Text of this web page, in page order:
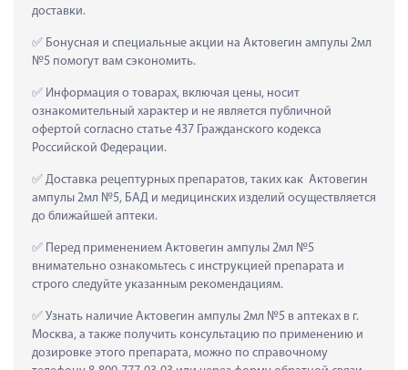
доставки.
Бонусная и специальные акции на Актовегин ампулы 2мл
№5 помогут вам сэкономить.
Информация о товарах, включая цены, носит
ознакомительный характер и не является публичной
офертой согласно статье 437 Гражданского кодекса
Российской Федерации.
Доставка рецептурных препаратов, таких как  Актовегин
ампулы 2мл №5, БАД и медицинских изделий осуществляется
до ближайшей аптеки.
Перед применением Актовегин ампулы 2мл №5
внимательно ознакомьтесь с инструкцией препарата и
строго следуйте указанным рекомендациям.
Узнать наличие Актовегин ампулы 2мл №5 в аптеках в г.
Москва, а также получить консультацию по применению и
дозировке этого препарата, можно по справочному